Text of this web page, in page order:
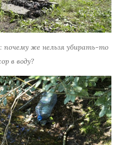
почему же нельзя убирать-то
в воду?